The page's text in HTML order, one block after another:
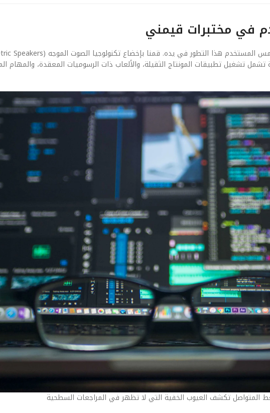
في مختبرات قيمني
تشغيل تطبيقات المونتاج الثقيلة، والألعاب ذات الرسوميات المعقدة، والمهام
المتواصل تكشف العيوب الخفية التي لا تظهر في المراجعات السطحية